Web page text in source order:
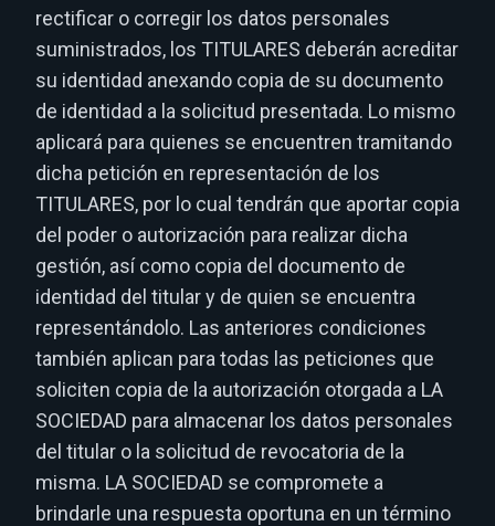
rectificar o corregir los datos personales
suministrados, los TITULARES deberán acreditar
su identidad anexando copia de su documento
de identidad a la solicitud presentada. Lo mismo
aplicará para quienes se encuentren tramitando
dicha petición en representación de los
TITULARES, por lo cual tendrán que aportar copia
del poder o autorización para realizar dicha
gestión, así como copia del documento de
identidad del titular y de quien se encuentra
representándolo. Las anteriores condiciones
también aplican para todas las peticiones que
soliciten copia de la autorización otorgada a LA
SOCIEDAD para almacenar los datos personales
del titular o la solicitud de revocatoria de la
misma. LA SOCIEDAD se compromete a
brindarle una respuesta oportuna en un término